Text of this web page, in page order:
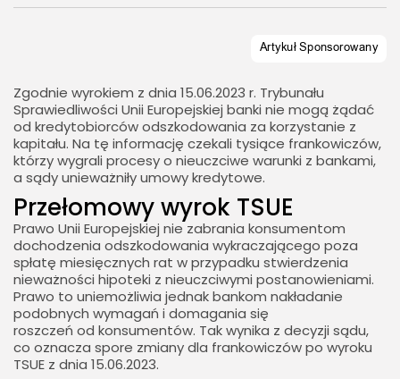
Zgodnie wyrokiem z dnia 15.06.2023 r. Trybunału
Sprawiedliwości Unii Europejskiej banki nie mogą żądać
od kredytobiorców odszkodowania za korzystanie z
kapitału. Na tę informację czekali tysiące frankowiczów,
którzy wygrali procesy o nieuczciwe warunki z bankami,
a sądy unieważniły umowy kredytowe.
Przełomowy wyrok TSUE
Prawo Unii Europejskiej nie zabrania konsumentom
dochodzenia odszkodowania wykraczającego poza
spłatę miesięcznych rat w przypadku stwierdzenia
nieważności hipoteki z nieuczciwymi postanowieniami.
Prawo to uniemożliwia jednak bankom nakładanie
podobnych wymagań i domagania się
roszczeń od konsumentów. Tak wynika z decyzji sądu,
co oznacza spore zmiany dla frankowiczów po wyroku
TSUE z dnia 15.06.2023.